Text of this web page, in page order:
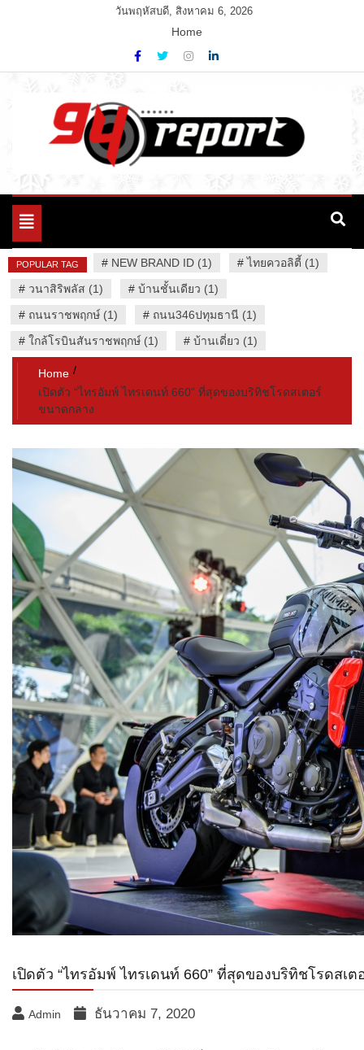
วันพฤหัสบดี, สิงหาคม 6, 2026
Home
94 Report.com
Variety News
Toggle
POPULAR TAG # NEW BRAND ID (1) #ไทยควอลิตี้ (1)
# วนาสิริพลัส (1) # บ้านชั้นเดียว (1)
# ถนนราชพฤกษ์ (1) # ถนน346ปทุมธานี (1)
# ใกล้โรบินสันราชพฤกษ์ (1) # บ้านเดี่ยว (1)
Home
เปิดตัว “ไทรอัมพ์ ไทรเดนท์ 660” ที่สุดของบริทิชโรดสเตอร์
ขนาดกลาง
เปิดตัว “ไทรอัมพ์ ไทรเดนท์ 660” ที่สุดของบริทิชโรดสเ
Admin ธันวาคม 7, 2020